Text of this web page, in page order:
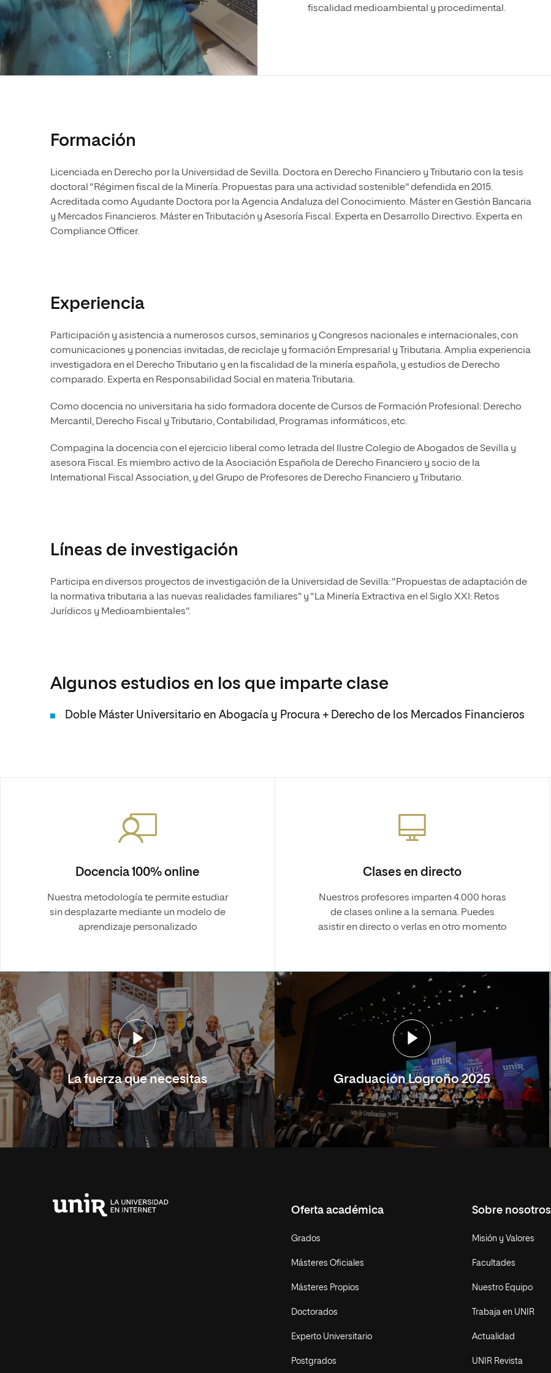
Ciencias Políticas y Relaciones
Internacionales
Acceso universitario para
Diseño
Ciencias de la Salud
Ciencias Sociales
Humanidades
Máster Universitario en Psicopedagogía
Ingeniería y Tecnología
Ciencias de la Salud
Ciencias Sociales
Oficina de Movilidad
Internacional
Escuela de Humanidades
Normas de Organización y
Funcionamiento
fiscalidad medioambiental y procedimental.
Formación
Licenciada en Derecho por la Universidad de Sevilla. Doctora en Derecho Financiero y Tributario con la tesis
doctoral "Régimen fiscal de la Minería. Propuestas para una actividad sostenible" defendida en 2015.
Acreditada como Ayudante Doctora por la Agencia Andaluza del Conocimiento. Máster en Gestión Bancaria
y Mercados Financieros. Máster en Tributación y Asesoría Fiscal. Experta en Desarrollo Directivo. Experta en
Compliance Officer.
Experiencia
Participación y asistencia a numerosos cursos, seminarios y Congresos nacionales e internacionales, con
comunicaciones y ponencias invitadas, de reciclaje y formación Empresarial y Tributaria. Amplia experiencia
investigadora en el Derecho Tributario y en la fiscalidad de la minería española, y estudios de Derecho
comparado. Experta en Responsabilidad Social en materia Tributaria.
Como docencia no universitaria ha sido formadora docente de Cursos de Formación Profesional: Derecho
Mercantil, Derecho Fiscal y Tributario, Contabilidad, Programas informáticos, etc.
Compagina la docencia con el ejercicio liberal como letrada del Ilustre Colegio de Abogados de Sevilla y
asesora Fiscal. Es miembro activo de la Asociación Española de Derecho Financiero y socio de la
International Fiscal Association, y del Grupo de Profesores de Derecho Financiero y Tributario.
Líneas de investigación
Participa en diversos proyectos de investigación de la Universidad de Sevilla: "Propuestas de adaptación de
la normativa tributaria a las nuevas realidades familiares" y "La Minería Extractiva en el Siglo XXI: Retos
Jurídicos y Medioambientales".
Algunos estudios en los que imparte clase
Doble Máster Universitario en Abogacía y Procura + Derecho de los Mercados Financieros
Docencia 100% online
Nuestra metodología te permite estudiar
sin desplazarte mediante un modelo de
aprendizaje personalizado
Clases en directo
Nuestros profesores imparten 4.000 horas
de clases online a la semana. Puedes
asistir en directo o verlas en otro momento
La fuerza que necesitas Graduación Logroño 2025
Oferta académica
Grados
Másteres Oficiales
Másteres Propios
Doctorados
Experto Universitario
Postgrados
Sobre nosotros
Misión y Valores
Facultades
Nuestro Equipo
Trabaja en UNIR
Actualidad
UNIR Revista